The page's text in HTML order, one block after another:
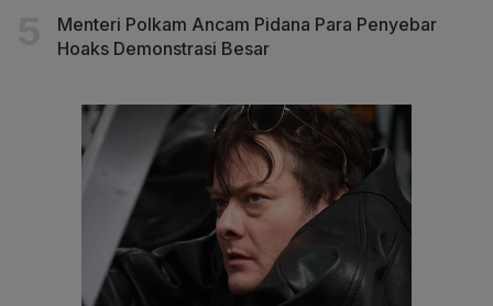
Menteri Polkam Ancam Pidana Para Penyebar
Hoaks Demonstrasi Besar